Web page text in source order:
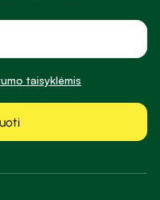
taisyklėmis